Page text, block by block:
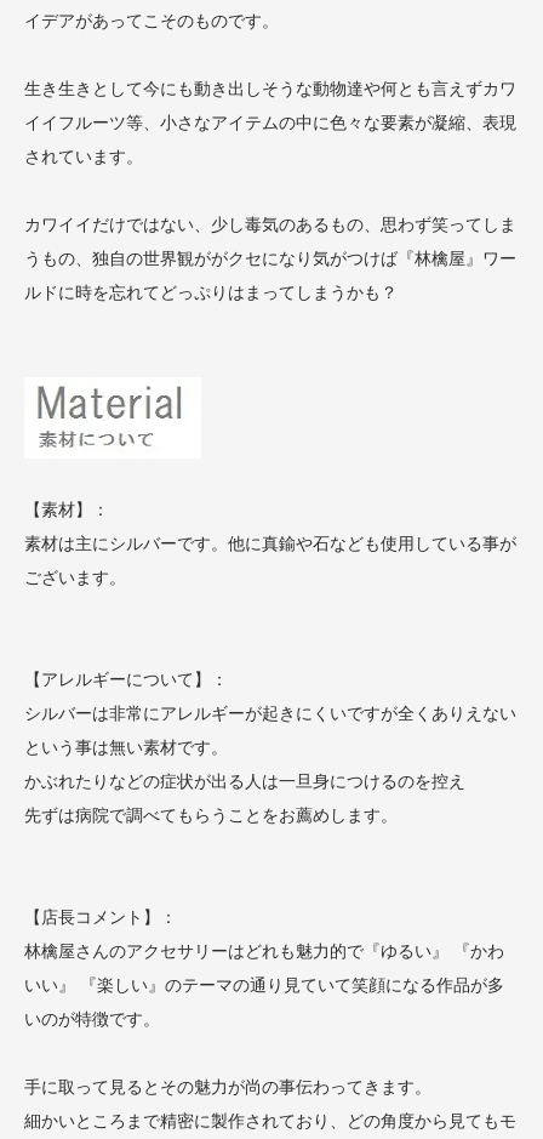
イデアがあってこそのものです。
生き生きとして今にも動き出しそうな動物達や何とも言えずカワ
イイフルーツ等、小さなアイテムの中に色々な要素が凝縮、表現
されています。
カワイイだけではない、少し毒気のあるもの、思わず笑ってしま
うもの、独自の世界観ががクセになり気がつけば『林檎屋』ワー
ルドに時を忘れてどっぷりはまってしまうかも？
【素材】：
素材は主にシルバーです。他に真鍮や石なども使用している事が
ございます。
【アレルギーについて】：
シルバーは非常にアレルギーが起きにくいですが全くありえない
という事は無い素材です。
かぶれたりなどの症状が出る人は一旦身につけるのを控え
先ずは病院で調べてもらうことをお薦めします。
【店長コメント】：
林檎屋さんのアクセサリーはどれも魅力的で『ゆるい』 『かわ
いい』 『楽しい』のテーマの通り見ていて笑顔になる作品が多
いのが特徴です。
手に取って見るとその魅力が尚の事伝わってきます。
細かいところまで精密に製作されており、どの角度から見てもモ